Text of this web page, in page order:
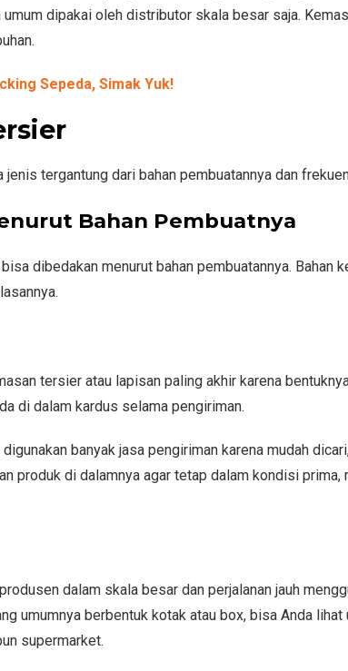
dipakai oleh distributor skala besar saja.
Sepeda, Simak Yuk!
tergantung dari bahan pembuatannya dan
Bahan Pembuatnya
dibedakan menurut bahan pembuatannya. Bahan
tersier atau lapisan paling akhir karena
di dalam kardus selama pengiriman.
banyak jasa pengiriman karena mudah
produk di dalamnya agar tetap dalam kondisi
dalam skala besar dan perjalanan jauh
umumnya berbentuk kotak atau box, bisa Anda
supermarket.